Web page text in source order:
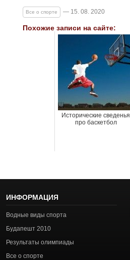
Все о спорте — 15. 08. 2020
Похожие записи на сайте:
Исторические сведенья
про баскетбол
ИНФОРМАЦИЯ
Водные виды спорта
Будапешт 2010
Результаты олимпиады
Все о спорте